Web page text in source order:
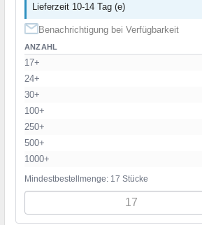
Lieferzeit 10-14 Tag (e)
Benachrichtigung bei Verfügbarkeit
ANZAHL
17+
24+
30+
100+
250+
500+
1000+
Mindestbestellmenge: 17 Stücke